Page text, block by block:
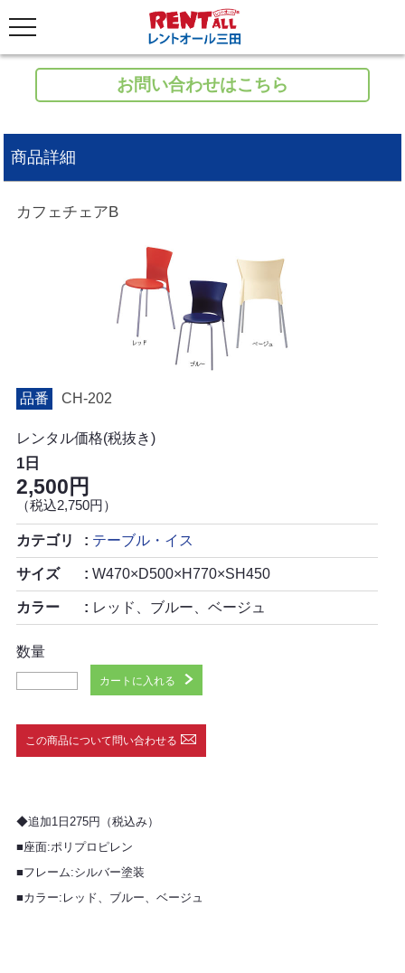
お問い合わせはこちら
商品詳細
カフェチェアB
品番 CH-202
レンタル価格(税抜き)
1日
2,500円
（税込2,750円）
カテゴリ テーブル・イス
サイズ W470×D500×H770×SH450
カラー レッド、ブルー、ベージュ
数量
カートに入れる
この商品について問い合わせる
◆追加1日275円（税込み）
■座面:ポリプロピレン
■フレーム:シルバー塗装
■カラー:レッド、ブルー、ベージュ